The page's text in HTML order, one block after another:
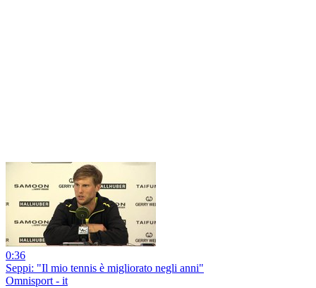
0:36
Seppi: "Il mio tennis è migliorato negli anni"
Omnisport - it